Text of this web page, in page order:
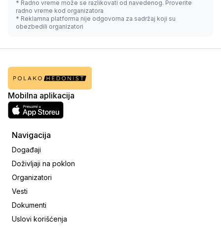
* Radno vreme može se razlikovati od navedenog. Proverite
radno vreme kod organizatora
* Reklamna platforma nije odgovorna za sadržaj koji su
obezbedili organizatori
Mobilna aplikacija
Navigacija
Događaji
Doživljaji na poklon
Organizatori
Vesti
Dokumenti
Uslovi korišćenja